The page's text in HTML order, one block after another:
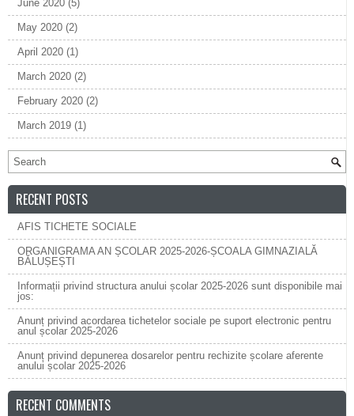
June 2020 (5)
May 2020 (2)
April 2020 (1)
March 2020 (2)
February 2020 (2)
March 2019 (1)
RECENT POSTS
AFIS TICHETE SOCIALE
ORGANIGRAMA AN ȘCOLAR 2025-2026-ȘCOALA GIMNAZIALĂ
BĂLUȘEȘTI
Informații privind structura anului școlar 2025-2026 sunt disponibile mai
jos:
Anunț privind acordarea tichetelor sociale pe suport electronic pentru
anul școlar 2025-2026
Anunț privind depunerea dosarelor pentru rechizite școlare aferente
anului școlar 2025-2026
RECENT COMMENTS